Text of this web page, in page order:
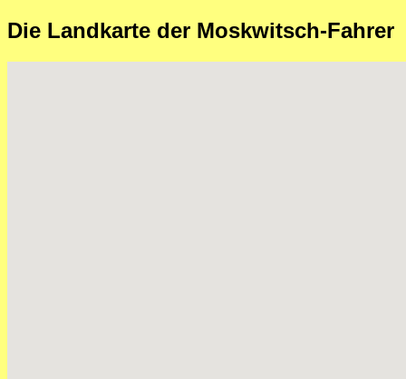
Die Landkarte der Moskwitsch-Fahrer